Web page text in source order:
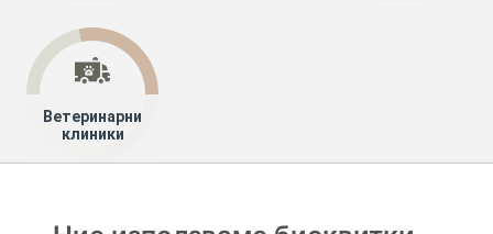
Ветеринарни
клиники